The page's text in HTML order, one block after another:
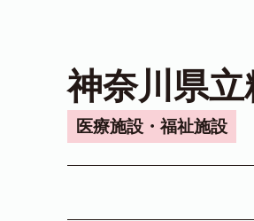
神奈川県
医療施設・福祉施設